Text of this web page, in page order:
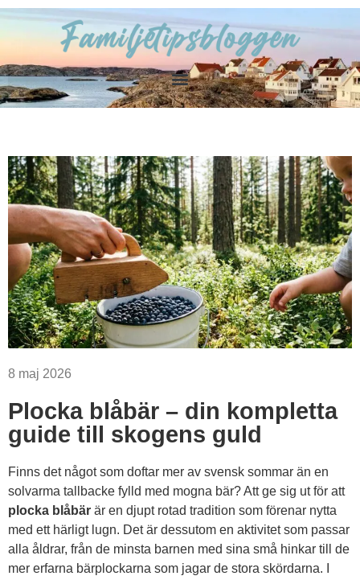
8 maj 2026
Plocka blåbär – din kompletta
guide till skogens guld
Finns det något som doftar mer av svensk sommar än en
solvarma tallbacke fylld med mogna bär? Att ge sig ut för att
plocka blåbär är en djupt rotad tradition som förenar nytta
med ett härligt lugn. Det är dessutom en aktivitet som passar
alla åldrar, från de minsta barnen med sina små hinkar till de
mer erfarna bärplockarna som jagar de stora skördarna. I